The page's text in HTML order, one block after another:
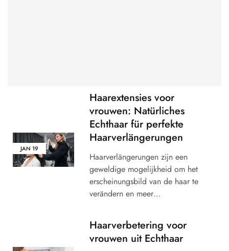
JAN 19
Haarextensies voor
vrouwen: Natürliches
Echthaar für perfekte
Haarverlängerungen
Haarverlängerungen zijn een
geweldige mogelijkheid om het
erscheinungsbild van de haar te
verändern en meer…
Haarverbetering voor
vrouwen uit Echthaar